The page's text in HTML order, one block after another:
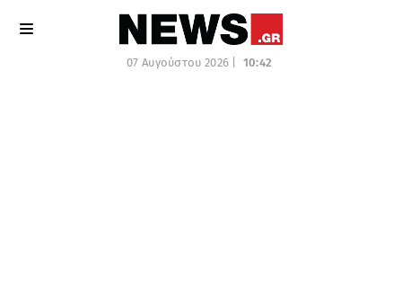
07 Αυγούστου 2026 | 10:42